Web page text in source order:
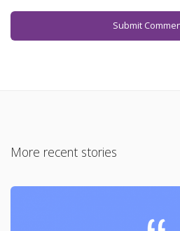
More recent stories